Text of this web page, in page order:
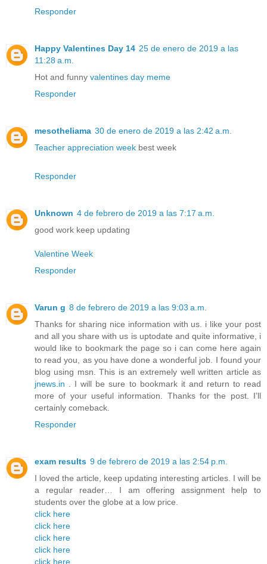
Responder
Happy Valentines Day 14 25 de enero de 2019 a las
11:28 a.m.
Hot and funny valentines day meme
Responder
mesotheliama 30 de enero de 2019 a las 2:42 a.m.
Teacher appreciation week best week
Responder
Unknown 4 de febrero de 2019 a las 7:17 a.m.
good work keep updating
Valentine Week
Responder
Varun g 8 de febrero de 2019 a las 9:03 a.m.
Thanks for sharing nice information with us. i like your post
and all you share with us is uptodate and quite informative, i
would like to bookmark the page so i can come here again
to read you, as you have done a wonderful job. I found your
blog using msn. This is an extremely well written article as
jnews.in . I will be sure to bookmark it and return to read
more of your useful information. Thanks for the post. I’ll
certainly comeback.
Responder
exam results 9 de febrero de 2019 a las 2:54 p.m.
I loved the article, keep updating interesting articles. I will be
a regular reader… I am offering assignment help to
students over the globe at a low price.
click here
click here
click here
click here
click here